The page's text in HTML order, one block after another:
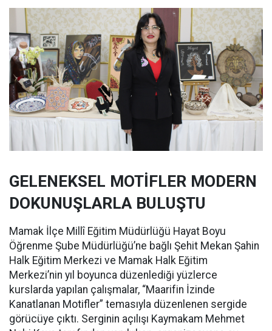
GELENEKSEL MOTİFLER MODERN
DOKUNUŞLARLA BULUŞTU
Mamak İlçe Millî Eğitim Müdürlüğü Hayat Boyu
Öğrenme Şube Müdürlüğü’ne bağlı Şehit Mekan Şahin
Halk Eğitim Merkezi ve Mamak Halk Eğitim
Merkezi’nin yıl boyunca düzenlediği yüzlerce
kurslarda yapılan çalışmalar, “Maarifin İzinde
Kanatlanan Motifler” temasıyla düzenlenen sergide
görücüye çıktı. Serginin açılışı Kaymakam Mehmet